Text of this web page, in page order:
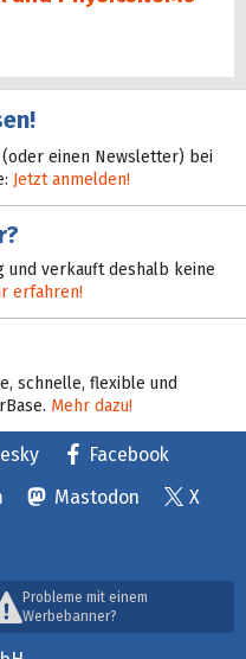
einen Newsletter) bei
Jetzt anmelden!
und verkauft deshalb keine
erfahren!
schnelle, flexible und
Mehr dazu!
Facebook
Mastodon
X
Probleme mit einem
Werbebanner?